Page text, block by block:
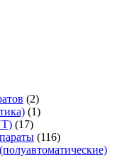
(2)
(1)
(17)
(116)